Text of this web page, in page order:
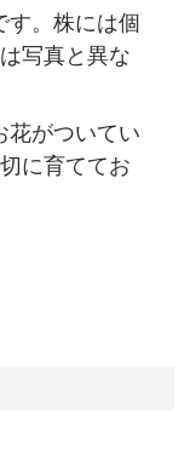
す。株には個
写真と異な
花がついてい
に育ててお